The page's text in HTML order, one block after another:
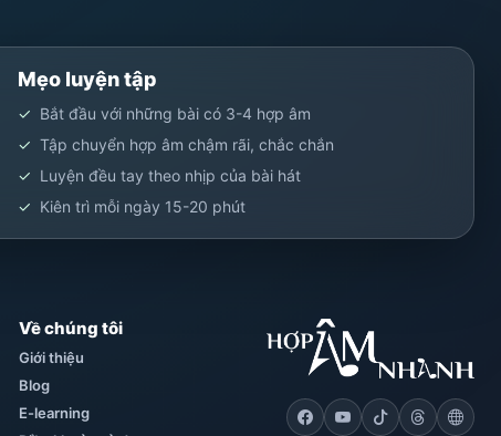
Mẹo luyện tập
Bắt đầu với những bài có 3-4 hợp âm
Tập chuyển hợp âm chậm rãi, chắc chắn
Luyện đều tay theo nhịp của bài hát
Kiên trì mỗi ngày 15-20 phút
Về chúng tôi
Giới thiệu
Blog
E-learning